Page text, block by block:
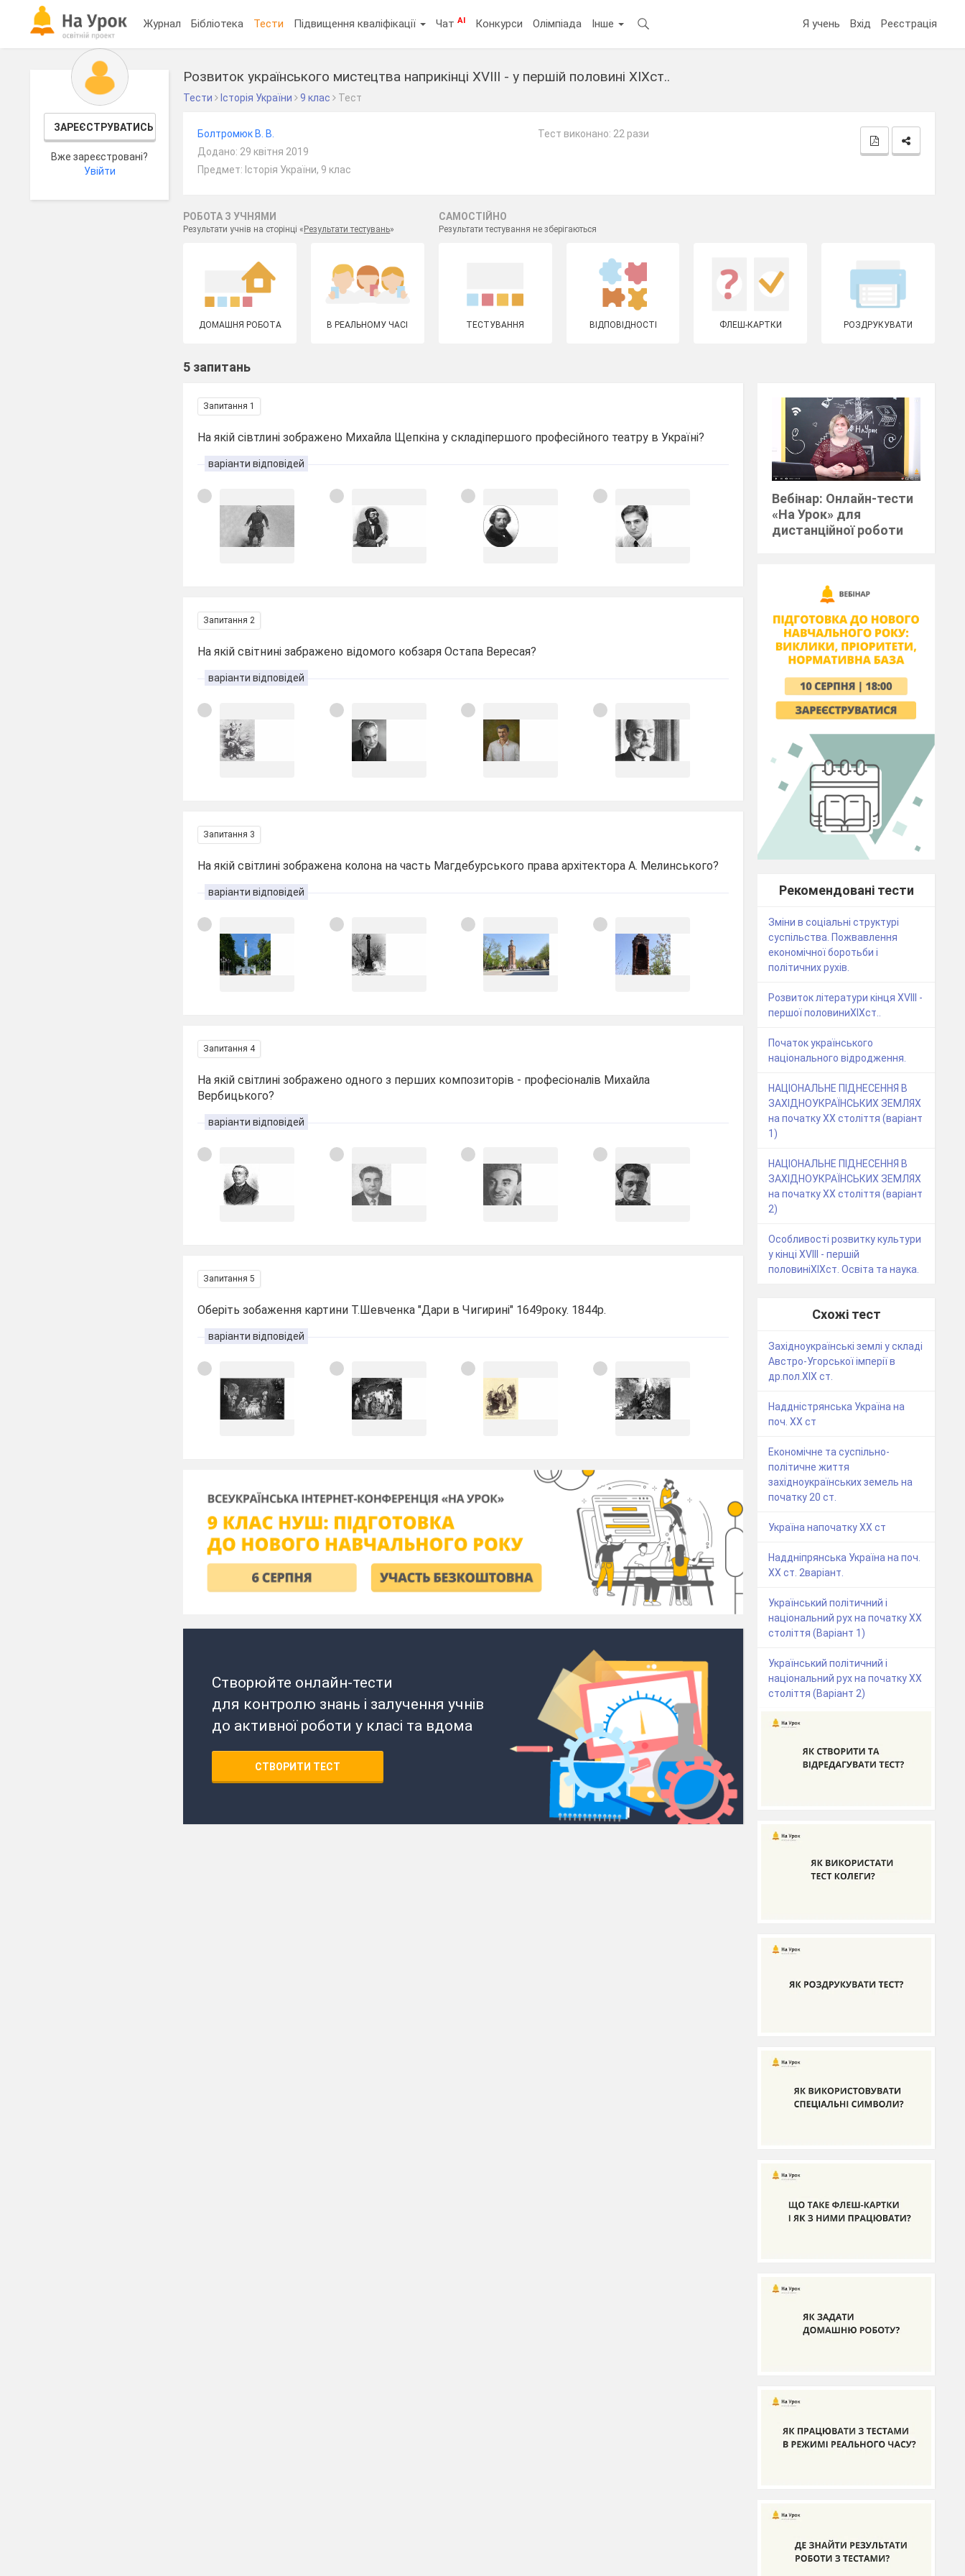
Журнал Бібліотека Тести Підвищення кваліфікації ЧатAI Конкурси Олімпіада Інше Я учень Вхід Реєстрація
ЗАРЕЄСТРУВАТИСЬ
Вже зареєстровані?
Увійти
Розвиток українського мистецтва наприкінці XVIII - у першій половині XІXст..
Тести Історія України 9 клас Тест
Болтромюк В. В.
Додано: 29 квітня 2019
Предмет: Історія України, 9 клас
Тест виконано: 22 рази
РОБОТА З УЧНЯМИ
Результати учнів на сторінці « Результати тестувань»
САМОСТІЙНО
Результати тестування не зберігаються
ДОМАШНЯ РОБОТА В РЕАЛЬНОМУ ЧАСІ ТЕСТУВАННЯ ВІДПОВІДНОСТІ ФЛЕШ-КАРТКИ РОЗДРУКУВАТИ
5 запитань
Запитання 1
На якій сівтлині зображено Михайла Щепкіна у складіпершого професійного театру в Україні?
варіанти відповідей
Запитання 2
На якій світнині забражено відомого кобзаря Остапа Вересая?
варіанти відповідей
Запитання 3
На якій світлині зображена колона на часть Магдебурського права архітектора А. Мелинського?
варіанти відповідей
Запитання 4
На якій світлині зображено одного з перших композиторів - професіоналів Михайла
Вербицького?
варіанти відповідей
Запитання 5
Оберіть зобаження картини Т.Шевченка "Дари в Чигирині" 1649року. 1844р.
варіанти відповідей
Створюйте онлайн-тести
для контролю знань і залучення учнів
до активної роботи у класі та вдома
СТВОРИТИ ТЕСТ
Вебінар: Онлайн-тести
«На Урок» для
дистанційної роботи
Рекомендовані тести
Зміни в соціальні структурі
суспільства. Пожвавлення
економічної боротьби і
політичних рухів.
Розвиток літератури кінця XVIII -
першої половиниXIXст..
Початок українського
національного відродження.
НАЦІОНАЛЬНЕ ПІДНЕСЕННЯ В
ЗАХІДНОУКРАЇНСЬКИХ ЗЕМЛЯХ
на початку ХХ століття (варіант
1)
НАЦІОНАЛЬНЕ ПІДНЕСЕННЯ В
ЗАХІДНОУКРАЇНСЬКИХ ЗЕМЛЯХ
на початку ХХ століття (варіант
2)
Особливості розвитку культури
у кінці XVIII - першій
половиніXIXст. Освіта та наука.
Схожі тест
Західноукраїнські землі у складі
Австро-Угорської імперії в
др.пол.ХІХ ст.
Наддністрянська Україна на
поч. ХХ ст
Економічне та суспільно-
політичне життя
західноукраїнських земель на
початку 20 ст.
Україна напочатку XX cт
Наддніпрянська Україна на поч.
ХХ ст. 2варіант.
Український політичний і
національний рух на початку ХХ
століття (Варіант 1)
Український політичний і
національний рух на початку ХХ
століття (Варіант 2)